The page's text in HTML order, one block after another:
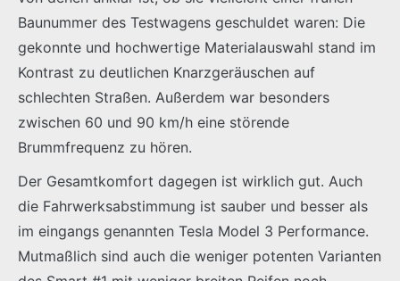
Baunummer des Testwagens geschuldet waren: Die
gekonnte und hochwertige Materialauswahl stand im
Kontrast zu deutlichen Knarzgeräuschen auf
schlechten Straßen. Außerdem war besonders
zwischen 60 und 90 km/h eine störende
Brummfrequenz zu hören.
Der Gesamtkomfort dagegen ist wirklich gut. Auch
die Fahrwerksabstimmung ist sauber und besser als
im eingangs genannten Tesla Model 3 Performance.
Mutmaßlich sind auch die weniger potenten Varianten